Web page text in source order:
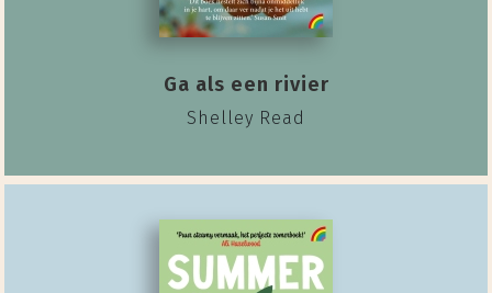
Ga als een rivier
Shelley Read